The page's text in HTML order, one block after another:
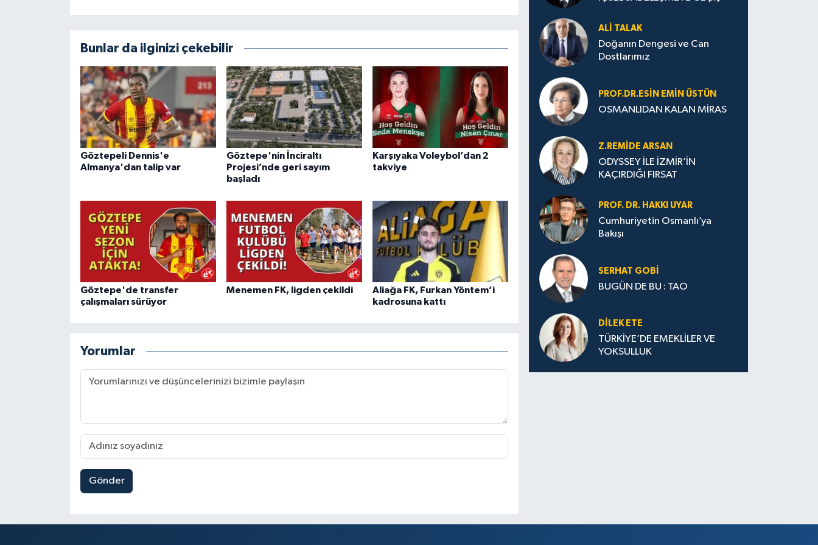
Bunlar da ilginizi çekebilir
Göztepeli Dennis'e
Almanya'dan talip var
Göztepe'nin İnciraltı
Projesi’nde geri sayım
başladı
Karşıyaka Voleybol’dan 2
takviye
Göztepe'de transfer
çalışmaları sürüyor
Menemen FK, ligden çekildi
Aliağa FK, Furkan Yöntem’i
kadrosuna kattı
Yorumlar
Gönder
ALI TALAK
Doğanın Dengesi ve Can
Dostlarımız
PROF.DR.ESIN EMIN ÜSTÜN
OSMANLIDAN KALAN MİRAS
Z.REMIDE ARSAN
ODYSSEY İLE İZMİR’İN
KAÇIRDIĞI FIRSAT
PROF. DR. HAKKI UYAR
Cumhuriyetin Osmanlı’ya
Bakışı
SERHAT GOBİ
BUGÜN DE BU : TAO
DILEK ETE
TÜRKİYE’DE EMEKLİLER VE
YOKSULLUK